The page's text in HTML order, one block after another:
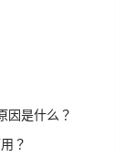
因是什么？
？